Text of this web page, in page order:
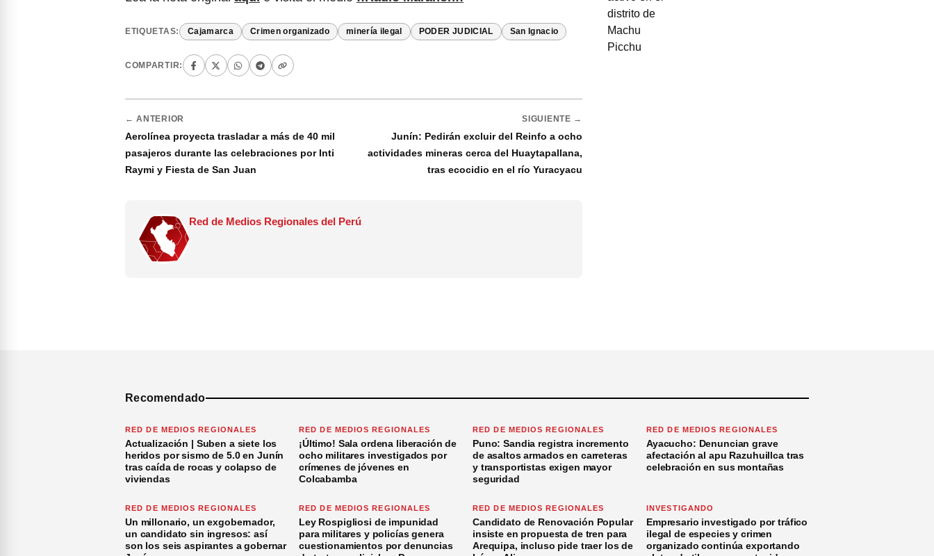
ETIQUETAS: Cajamarca Crimen organizado minería ilegal PODER JUDICIAL San Ignacio
COMPARTIR:
← ANTERIOR
Aerolínea proyecta trasladar a más de 40 mil
pasajeros durante las celebraciones por Inti
Raymi y Fiesta de San Juan
SIGUIENTE →
Junín: Pedirán excluir del Reinfo a ocho
actividades mineras cerca del Huaytapallana,
tras ecocidio en el río Yuracyacu
Red de Medios Regionales del Perú
Recomendado
RED DE MEDIOS REGIONALES
Actualización | Suben a siete los
heridos por sismo de 5.0 en Junín
tras caída de rocas y colapso de
viviendas
RED DE MEDIOS REGIONALES
¡Último! Sala ordena liberación de
ocho militares investigados por
crímenes de jóvenes en
Colcabamba
RED DE MEDIOS REGIONALES
Puno: Sandia registra incremento
de asaltos armados en carreteras
y transportistas exigen mayor
seguridad
RED DE MEDIOS REGIONALES
Ayacucho: Denuncian grave
afectación al apu Razuhuillca tras
celebración en sus montañas
RED DE MEDIOS REGIONALES
Un millonario, un exgobernador,
un candidato sin ingresos: así
son los seis aspirantes a gobernar
RED DE MEDIOS REGIONALES
Ley Rospigliosi de impunidad
para militares y policías genera
cuestionamientos por denuncias
RED DE MEDIOS REGIONALES
Candidato de Renovación Popular
insiste en propuesta de tren para
Arequipa, incluso pide traer los de
INVESTIGANDO
Empresario investigado por tráfico
ilegal de especies y crimen
organizado continúa exportando